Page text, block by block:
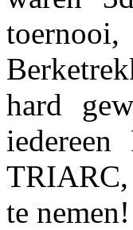
hard
TRIARC,
te nemen!